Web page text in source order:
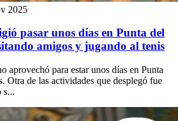
2025
pasar unos días en Punta del
amigos y jugando al tenis
aprovechó para estar unos días en Punta
Otra de las actividades que desplegó fue
s...